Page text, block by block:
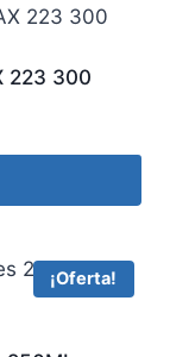
223 300
¡Oferta!